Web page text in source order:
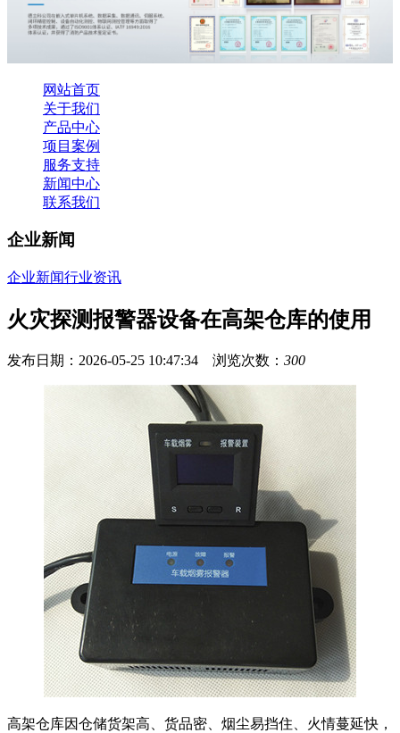
网站首页
关于我们
产品中心
项目案例
服务支持
新闻中心
联系我们
企业新闻
企业新闻行业资讯
火灾探测报警器设备在高架仓库的使用
发布日期：2026-05-25 10:47:34 浏览次数： 300
高架仓库因仓储货架高、货品密、烟尘易挡住、火情蔓延快，